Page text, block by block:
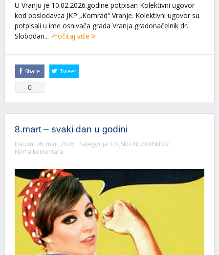
U Vranju je 10.02.2026.godine potpisan Kolektivni ugovor
kod poslodavca JKP „Komrad“ Vranje. Kolektivni ugovor su
potpisali u ime osnivača grada Vranja gradonačelnik dr.
Slobodan... Pročitaj više
Share
0
Tweet
8.mart – svaki dan u godini
Datum: 06. mart 2026 Kategorija: GS JSKD NEZAVISNOST
Nema komentara